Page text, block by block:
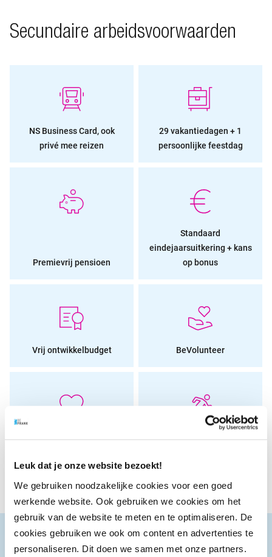
Leuk dat je onze website bezoekt!
We gebruiken noodzakelijke cookies voor een goed
werkende website. Ook gebruiken we cookies om het
gebruik van de website te meten en te optimaliseren. De
cookies gebruiken we ook om content en advertenties te
personaliseren. Dit doen we samen met onze partners.
Secundaire arbeidsvoorwaarden
NS Business Card, ook
privé mee reizen
29 vakantiedagen + 1
persoonlijke feestdag
Premievrij pensioen
Standaard
eindejaarsuitkering + kans
op bonus
Vrij ontwikkelbudget BeVolunteer
Voordelige verzekeringen BeFit- Samen sporten